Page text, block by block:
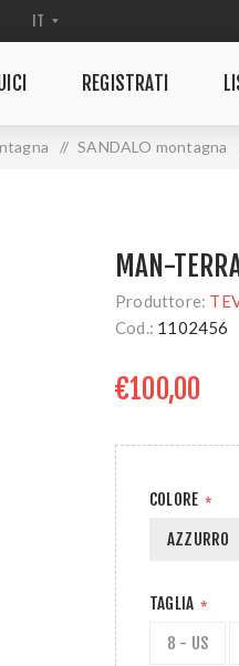
REGISTRATI
/ SANDALO montagna
MAN-
Produttore:
Cod.: 1102456
€100,00
COLORE *
AZZURRO
TAGLIA *
8 - US